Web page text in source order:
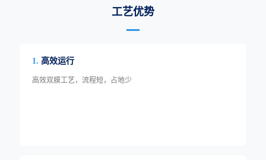
工艺优势
1. 高效运行
高效双膜工艺，流程短，占地少